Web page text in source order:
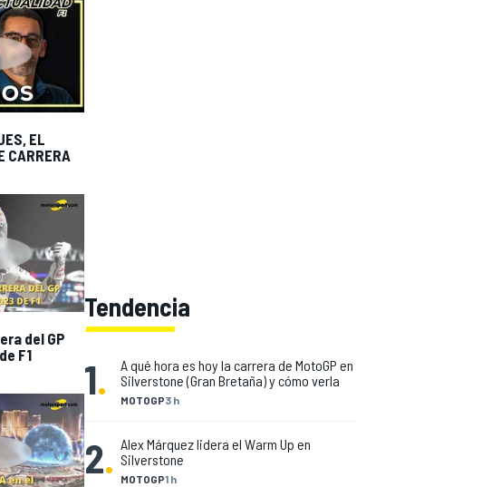
EL
CARRERA
del GP
F1
Tendencia
1. MOTOGP3 h
A qué hora es hoy la carrera de MotoGP en
Silverstone (Gran Bretaña) y cómo verla
2. MOTOGP1 h
Alex Márquez lidera el Warm Up en
Silverstone